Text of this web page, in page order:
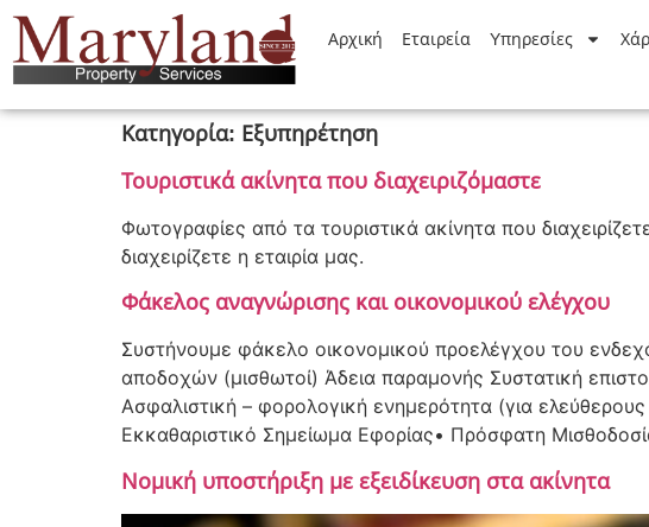
Αρχική Εταιρεία Yπηρεσίες
Κατηγορία: Εξυπηρέτηση
Τουριστικά ακίνητα που διαχειριζόμαστε
Φωτογραφίες από τα τουριστικά ακίνητα που
διαχειρίζετε η εταιρία μας.
Φάκελος αναγνώρισης και οικονομικού ελέγχου
Συστήνουμε φάκελο οικονομικού προελέγχου του
αποδοχών (μισθωτοί) Άδεια παραμονής Συστατική
Ασφαλιστική – φορολογική ενημερότητα (για
Εκκαθαριστικό Σημείωμα Εφορίας• Πρόσφατη
Νομική υποστήριξη με εξειδίκευση στα ακίνητα